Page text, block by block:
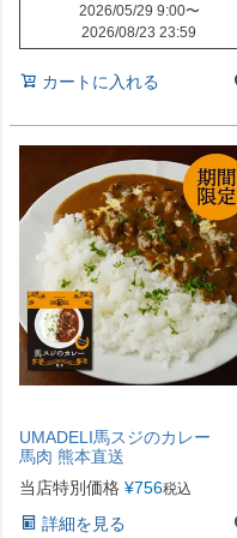
2026/05/29 9:00〜
2026/08/23 23:59
カートに入れる
UMADELI馬スジのカレー
馬肉 熊本直送
当店特別価格 ¥756税込
詳細を見る